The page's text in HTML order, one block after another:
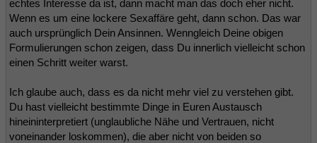
echtes Interesse da ist, dann macht man das doch eher nicht.
Wenn es um eine lockere Sexaffäre geht, dann schon. Das war
auch ursprünglich Dein Ansinnen. Wenngleich Deine obigen
Formulierungen schon zeigen, dass Du innerlich vielleicht schon
einen Schritt weiter warst.
Ich glaube auch, dass es da nicht mehr viel zu verstehen gibt.
Du hast vielleicht bestimmte Dinge in Euren Austausch
hineininterpretiert (unglaubliche Nähe und Vertrauen, nicht
voneinander loskommen), die aber nicht von beiden so